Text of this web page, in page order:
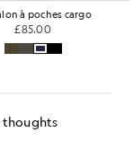
Pantalon à poches cargo